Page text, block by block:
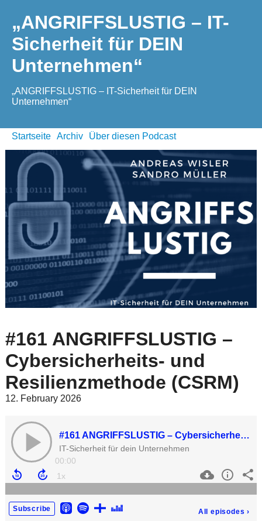
„ANGRIFFSLUSTIG – IT-
Sicherheit für DEIN
Unternehmen“
„ANGRIFFSLUSTIG – IT-Sicherheit für DEIN
Unternehmen“
Startseite Archiv Über diesen Podcast
#161 ANGRIFFSLUSTIG –
Cybersicherheits- und
Resilienzmethode (CSRM)
12. February 2026
#161 ANGRIFFSLUSTIG – Cybersicherheits- und Resilienzmethode (CSRM)
IT-Sicherheit für dein Unternehmen
00:00
Subscribe All episodes ›